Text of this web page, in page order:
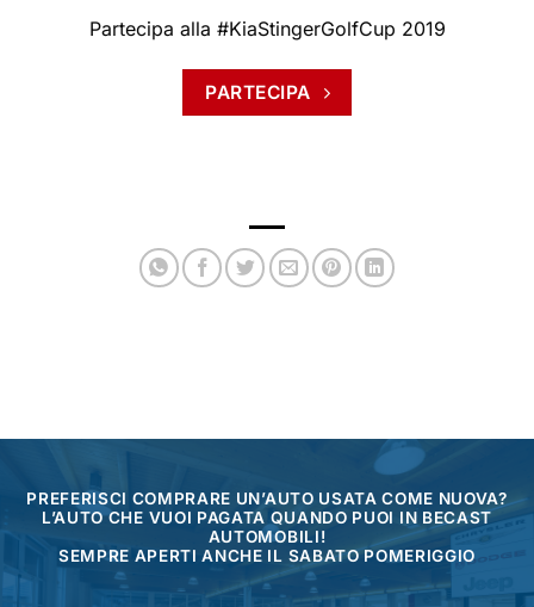
Partecipa alla #KiaStingerGolfCup 2019
PARTECIPA
PREFERISCI COMPRARE UN’AUTO USATA COME NUOVA?
L’AUTO CHE VUOI PAGATA QUANDO PUOI IN BECAST
AUTOMOBILI!
SEMPRE APERTI ANCHE IL SABATO POMERIGGIO